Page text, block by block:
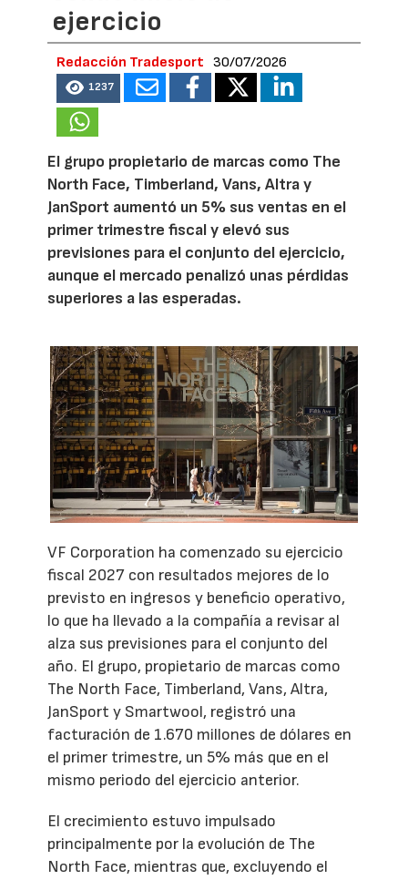
ejercicio
Redacción Tradesport 30/07/2026
1237
El grupo propietario de marcas como The
North Face, Timberland, Vans, Altra y
JanSport aumentó un 5% sus ventas en el
primer trimestre fiscal y elevó sus
previsiones para el conjunto del ejercicio,
aunque el mercado penalizó unas pérdidas
superiores a las esperadas.
VF Corporation ha comenzado su ejercicio
fiscal 2027 con resultados mejores de lo
previsto en ingresos y beneficio operativo,
lo que ha llevado a la compañía a revisar al
alza sus previsiones para el conjunto del
año. El grupo, propietario de marcas como
The North Face, Timberland, Vans, Altra,
JanSport y Smartwool, registró una
facturación de 1.670 millones de dólares en
el primer trimestre, un 5% más que en el
mismo periodo del ejercicio anterior.
El crecimiento estuvo impulsado
principalmente por la evolución de The
North Face, mientras que, excluyendo el